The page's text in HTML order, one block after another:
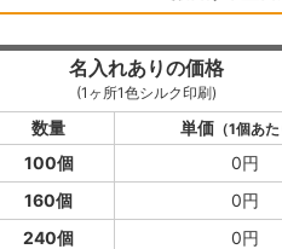
名入れありの価格
(1ヶ所1色シルク印刷)
数量
単価 （1個あた
100個 0円
160個
0円
240個
0円